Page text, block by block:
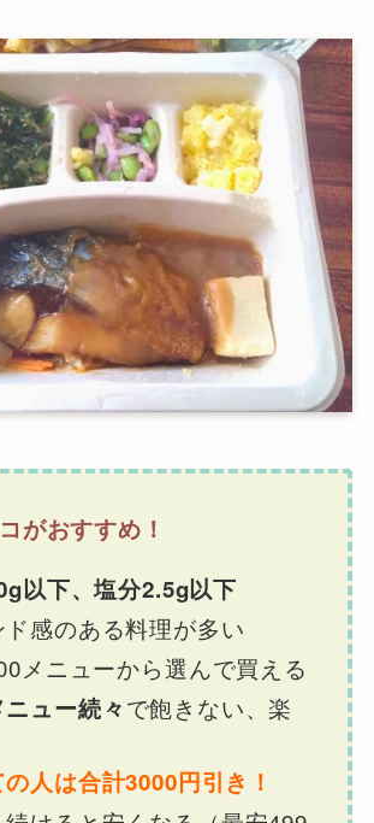
がおすすめ！
以下、塩分2.5g以下
ド感のある料理が多い
メニューから選んで買える
ュー続々で飽きない、楽
人は合計3000円引き！